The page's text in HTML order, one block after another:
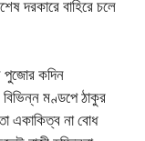
দরকারে বাহিরে চলে
কদিন
বিভিন্ন মণ্ডপে ঠাকুর
একাকিত্ব না বোধ